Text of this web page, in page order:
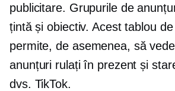
publicitare. Grupurile de
țintă și obiectiv. Acest tablou
permite, de asemenea, să
anunțuri rulați în prezent și
dvs. TikTok.